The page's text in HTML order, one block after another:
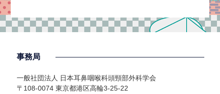
事務局
一般社団法人 日本耳鼻咽喉科頭頸部外科学会
〒108-0074 東京都港区高輪3-25-22